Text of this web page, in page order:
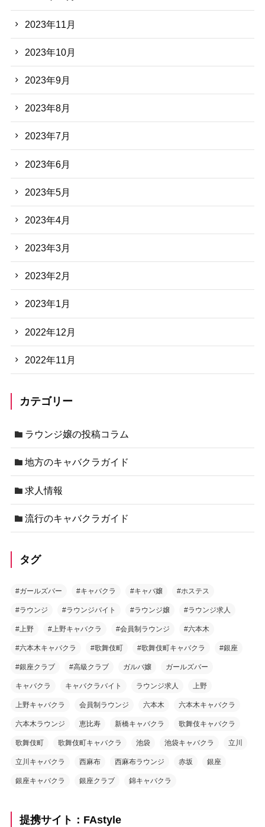
2023年11月
2023年10月
2023年9月
2023年8月
2023年7月
2023年6月
2023年5月
2023年4月
2023年3月
2023年2月
2023年1月
2022年12月
2022年11月
カテゴリー
ラウンジ嬢の投稿コラム
地方のキャバクラガイド
求人情報
流行のキャバクラガイド
タグ
#ガールズバー #キャバクラ #キャバ嬢 #ホステス
#ラウンジ #ラウンジバイト #ラウンジ嬢 #ラウンジ求人
#上野 #上野キャバクラ #会員制ラウンジ #六本木
#六本木キャバクラ #歌舞伎町 #歌舞伎町キャバクラ #銀座
#銀座クラブ #高級クラブ ガルバ嬢 ガールズバー
キャバクラ キャバクラバイト ラウンジ求人 上野
上野キャバクラ 会員制ラウンジ 六本木 六本木キャバクラ
六本木ラウンジ 恵比寿 新橋キャバクラ 歌舞伎キャバクラ
歌舞伎町 歌舞伎町キャバクラ 池袋 池袋キャバクラ 立川
立川キャバクラ 西麻布 西麻布ラウンジ 赤坂 銀座
銀座キャバクラ 銀座クラブ 錦キャバクラ
提携サイト：FAstyle